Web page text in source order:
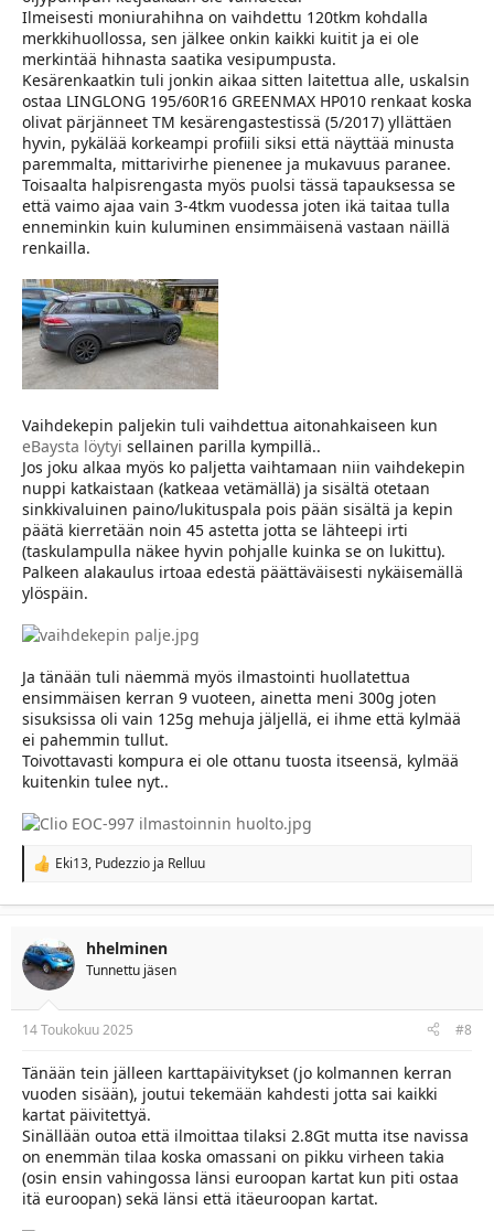
Ilmeisesti moniurahihna on vaihdettu 120tkm kohdalla
merkkihuollossa, sen jälkee onkin kaikki kuitit ja ei ole
merkintää hihnasta saatika vesipumpusta.
Kesärenkaatkin tuli jonkin aikaa sitten laitettua alle, uskalsin
ostaa LINGLONG 195/60R16 GREENMAX HP010 renkaat koska
olivat pärjänneet TM kesärengastestissä (5/2017) yllättäen
hyvin, pykälää korkeampi profiili siksi että näyttää minusta
paremmalta, mittarivirhe pienenee ja mukavuus paranee.
Toisaalta halpisrengasta myös puolsi tässä tapauksessa se
että vaimo ajaa vain 3-4tkm vuodessa joten ikä taitaa tulla
enneminkin kuin kuluminen ensimmäisenä vastaan näillä
renkailla.
Vaihdekepin paljekin tuli vaihdettua aitonahkaiseen kun
eBaysta löytyi sellainen parilla kympillä..
Jos joku alkaa myös ko paljetta vaihtamaan niin vaihdekepin
nuppi katkaistaan (katkeaa vetämällä) ja sisältä otetaan
sinkkivaluinen paino/lukituspala pois pään sisältä ja kepin
päätä kierretään noin 45 astetta jotta se lähteepi irti
(taskulampulla näkee hyvin pohjalle kuinka se on lukittu).
Palkeen alakaulus irtoaa edestä päättäväisesti nykäisemällä
ylöspäin.
Ja tänään tuli näemmä myös ilmastointi huollatettua
ensimmäisen kerran 9 vuoteen, ainetta meni 300g joten
sisuksissa oli vain 125g mehuja jäljellä, ei ihme että kylmää
ei pahemmin tullut.
Toivottavasti kompura ei ole ottanu tuosta itseensä, kylmää
kuitenkin tulee nyt..
R
a
t
i
o
n
s
:
Eki13, Pudezzio ja Relluu
hhelminen
Tunnettu jäsen
14 Toukokuu 2025 #8
Tänään tein jälleen karttapäivitykset (jo kolmannen kerran
vuoden sisään), joutui tekemään kahdesti jotta sai kaikki
kartat päivitettyä.
Sinällään outoa että ilmoittaa tilaksi 2.8Gt mutta itse navissa
on enemmän tilaa koska omassani on pikku virheen takia
(osin ensin vahingossa länsi euroopan kartat kun piti ostaa
itä euroopan) sekä länsi että itäeuroopan kartat.